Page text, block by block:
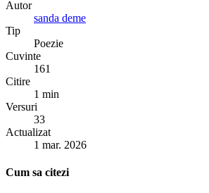
Autor
sanda deme
Tip
Poezie
Cuvinte
161
Citire
1 min
Versuri
33
Actualizat
1 mar. 2026
Cum sa citezi